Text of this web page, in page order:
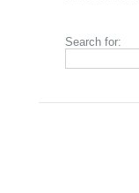
Search for: